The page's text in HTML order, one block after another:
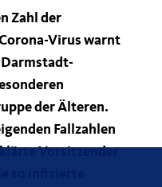
Zahl der
Virus warnt
der Älteren.
Fallzahlen
Vorsitzender
so infizierte